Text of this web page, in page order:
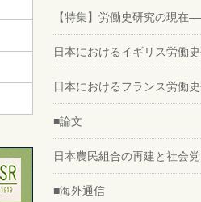
【特集】労働史研究の現
日本におけるイギリス労働
日本におけるフランス労働
■論文
日本農民組合の再建と社会
■海外通信